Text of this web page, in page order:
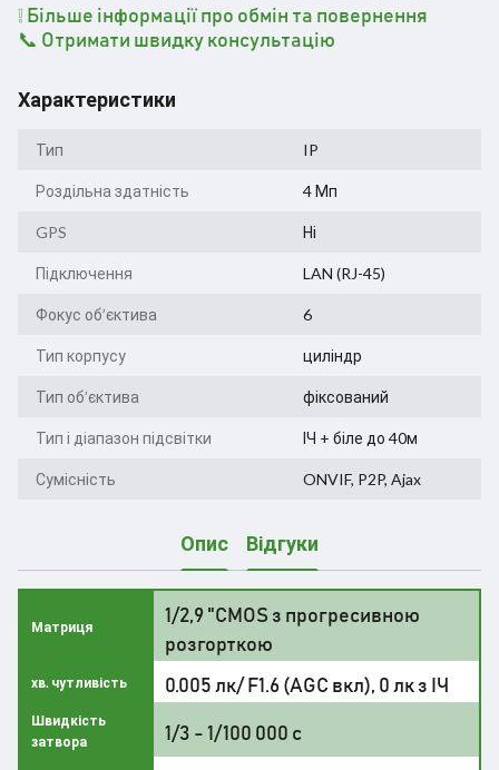
❕ Більше інформації про обмін та повернення
📞 Отримати швидку консультацію
Характеристики
Тип IP
Роздільна здатність 4 Мп
GPS Ні
Підключення LAN (RJ-45)
Фокус об’єктива 6
Тип корпусу циліндр
Тип об’єктива фіксований
Тип і діапазон підсвітки ІЧ + біле до 40м
Сумісність ONVIF, P2P, Ajax
Опис Відгуки
Матриця
1/2,9 "CMOS з прогресивною
розгорткою
хв. чутливість 0.005 лк/ F1.6 (AGC вкл), 0 лк з ІЧ
Швидкість
затвора
1/3 - 1/100 000 с